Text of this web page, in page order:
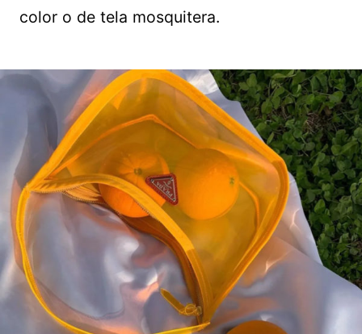
color o de tela mosquitera.